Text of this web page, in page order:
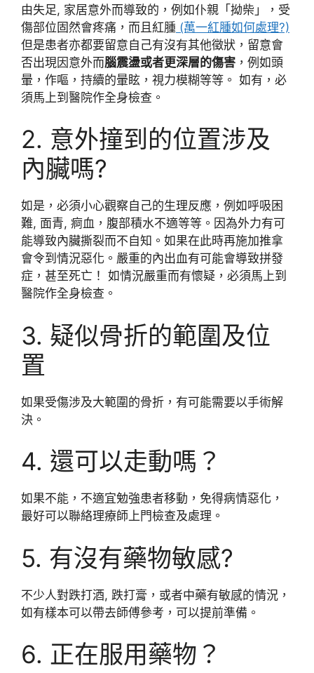
由失足, 家居意外而導致的，例如仆親「拗柴」，受
傷部位固然會疼痛，而且紅腫 (萬一紅腫如何處理?)
但是患者亦都要留意自己有沒有其他徵狀，留意會
否出現因意外而腦震盪或者更深層的傷害 ，例如頭
暈，作嘔，持續的暈眩，視力模糊等等。 如有，必
須馬上到醫院作全身檢查。
2. 意外撞到的位置涉及
內臟嗎?
如是，必須小心觀察自己的生理反應，例如呼吸困
難, 面青, 痾血，腹部積水不適等等。因為外力有可
能導致內臟撕裂而不自知。如果在此時再施加推拿
會令到情況惡化。嚴重的內出血有可能會導致拼發
症，甚至死亡！ 如情況嚴重而有懷疑，必須馬上到
醫院作全身檢查。
3. 疑似骨折的範圍及位
置
如果受傷涉及大範圍的骨折，有可能需要以手術解
決。
4. 還可以走動嗎？
如果不能，不適宜勉強患者移動，免得病情惡化，
最好可以聯絡理療師上門檢查及處理。
5. 有沒有藥物敏感?
不少人對跌打酒, 跌打膏，或者中藥有敏感的情況，
如有樣本可以帶去師傅參考，可以提前準備。
6. 正在服用藥物？